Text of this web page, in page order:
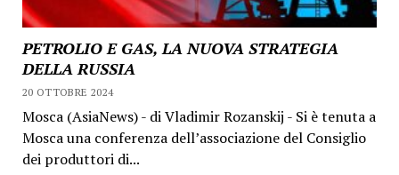
PETROLIO E GAS, LA NUOVA STRATEGIA
DELLA RUSSIA
20 OTTOBRE 2024
Mosca (AsiaNews) - di Vladimir Rozanskij - Si è tenuta a
Mosca una conferenza dell’associazione del Consiglio
dei produttori di...